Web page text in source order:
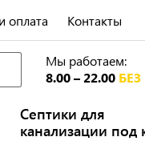
оплата Контакты
Мы работаем:
8.00 – 22.00
Септики для
канализации под